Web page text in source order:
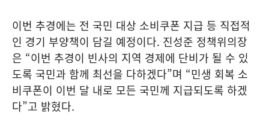
이번 추경에는 전 국민 대상 소비쿠폰 지급 등 직접적
인 경기 부양책이 담길 예정이다. 진성준 정책위의장
은 “이번 추경이 빈사의 지역 경제에 단비가 될 수 있
도록 국민과 함께 최선을 다하겠다”며 “민생 회복 소
비쿠폰이 이번 달 내로 모든 국민께 지급되도록 하겠
다”고 밝혔다.